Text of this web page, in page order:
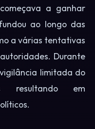
a ganhar
ao longo das
a várias tentativas
Durante
limitada do
resultando em